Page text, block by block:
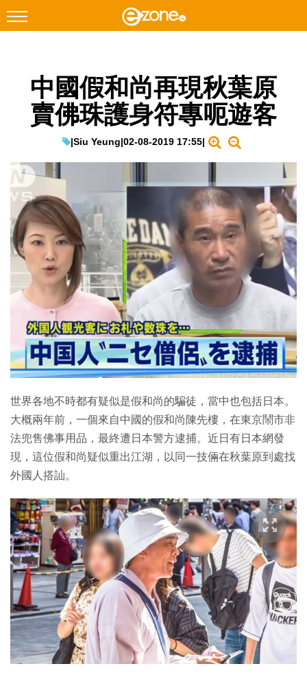
Facebook Instagram
科技焦點
遊戲動漫
教學評測
EduTech
IT Times
生成式AI與雲端應用
Enterprise Digital Transformation
特集
中國假和尚再現秋葉原
賣佛珠護身符專呃遊客
|Siu Yeung|02-08-2019 17:55|
世界各地不時都有疑似是假和尚的騙徒，當中也包括日本。
大概兩年前，一個來自中國的假和尚陳先樓，在東京鬧市非
法兜售佛事用品，最終遭日本警方逮捕。近日有日本網發
現，這位假和尚疑似重出江湖，以同一技倆在秋葉原到處找
外國人搭訕。